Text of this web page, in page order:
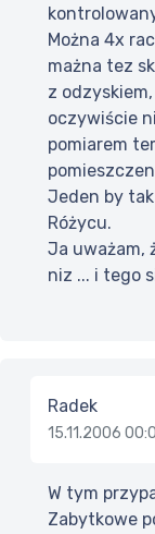
Można 4x
mażna tez
z
oczywiście
pomiarem
Jeden by
Różycu.
Ja uważam,
niz ... i tego
Radek
15.11.2006
W tym
Zabytkowe